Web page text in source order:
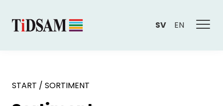
SV EN
START / SORTIMENT